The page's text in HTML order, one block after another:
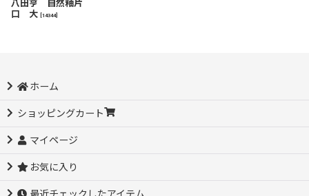
八田亨 自然釉片
口 大
14344]
ホーム
ショッピングカート
マイページ
お気に入り